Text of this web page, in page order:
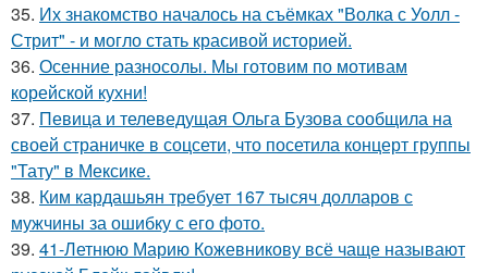
35. Их знакомство началось на съёмках "Волка с Уолл -
Стрит" - и могло стать красивой историей.
36. Осенние разносолы. Мы готовим по мотивам
корейской кухни!
37. Певица и телеведущая Ольга Бузова сообщила на
своей страничке в соцсети, что посетила концерт группы
"Тату" в Мексике.
38. Ким кардашьян требует 167 тысяч долларов с
мужчины за ошибку с его фото.
39. 41-Летнюю Марию Кожевникову всё чаще называют